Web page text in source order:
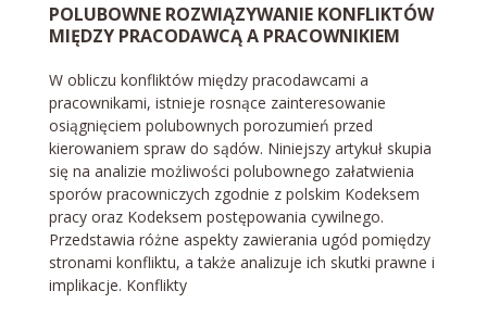
POLUBOWNE ROZWIĄZYWANIE KONFLIKTÓW
MIĘDZY PRACODAWCĄ A PRACOWNIKIEM
W obliczu konfliktów między pracodawcami a
pracownikami, istnieje rosnące zainteresowanie
osiągnięciem polubownych porozumień przed
kierowaniem spraw do sądów. Niniejszy artykuł skupia
się na analizie możliwości polubownego załatwienia
sporów pracowniczych zgodnie z polskim Kodeksem
pracy oraz Kodeksem postępowania cywilnego.
Przedstawia różne aspekty zawierania ugód pomiędzy
stronami konfliktu, a także analizuje ich skutki prawne i
implikacje. Konflikty